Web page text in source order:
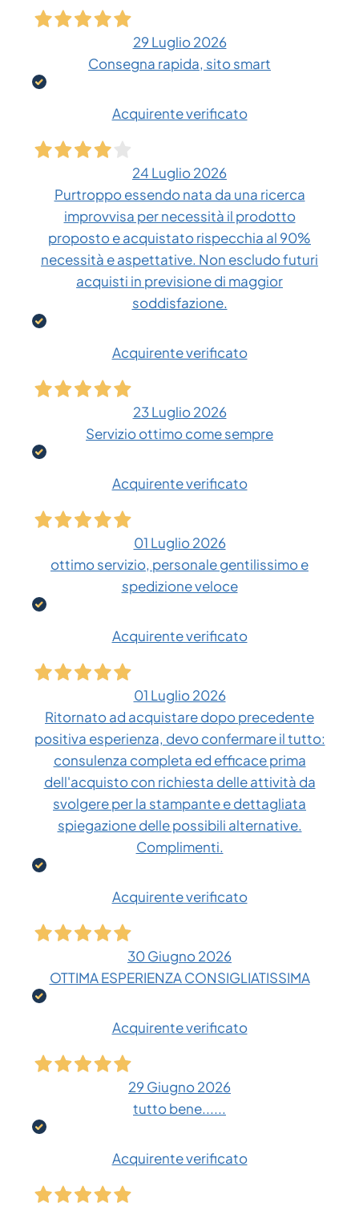
29 Luglio 2026
Consegna rapida, sito smart
Acquirente verificato
24 Luglio 2026
Purtroppo essendo nata da una ricerca
improvvisa per necessità il prodotto
proposto e acquistato rispecchia al 90%
necessità e aspettative. Non escludo futuri
acquisti in previsione di maggior
soddisfazione.
Acquirente verificato
23 Luglio 2026
Servizio ottimo come sempre
Acquirente verificato
01 Luglio 2026
ottimo servizio, personale gentilissimo e
spedizione veloce
Acquirente verificato
01 Luglio 2026
Ritornato ad acquistare dopo precedente
positiva esperienza, devo confermare il tutto:
consulenza completa ed efficace prima
dell'acquisto con richiesta delle attività da
svolgere per la stampante e dettagliata
spiegazione delle possibili alternative.
Complimenti.
Acquirente verificato
30 Giugno 2026
OTTIMA ESPERIENZA CONSIGLIATISSIMA
Acquirente verificato
29 Giugno 2026
tutto bene......
Acquirente verificato